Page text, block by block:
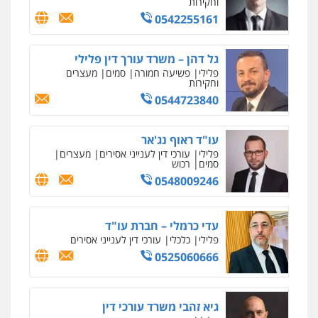
0542255161
גל דהן – משרד עורך דין פלילי
פלילי פשיעה חמורה סמים מעצרים
וחקירות
0544723840
עו"ד ראוף נג'אר
פלילי עורכי דין לענייני אסירים מעצרים
סמים רכוש
0548009246
עדי כרמלי – חברת עו"ד
פלילי כלכלי עורכי דין לענייני אסירים
0525060666
גיא זהבי משרד עורכי דין